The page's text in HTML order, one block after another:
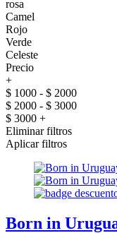
rosa
Camel
Rojo
Verde
Celeste
Precio
+
$ 1000 - $ 2000
$ 2000 - $ 3000
$ 3000 +
Eliminar filtros
Aplicar filtros
Born in